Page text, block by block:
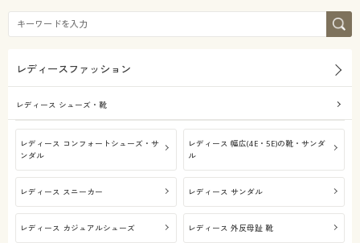
レディースファッション
レディース シューズ・靴
レディース コンフォートシューズ・サ
ンダル
レディース 幅広(4E・5E)の靴・サンダ
ル
レディース スニーカー レディース サンダル
レディース カジュアルシューズ レディース 外反母趾 靴